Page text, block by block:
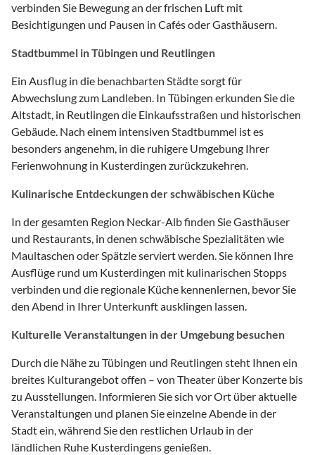
verbinden Sie Bewegung an der frischen Luft mit
Besichtigungen und Pausen in Cafés oder Gasthäusern.
Stadtbummel in Tübingen und Reutlingen
Ein Ausflug in die benachbarten Städte sorgt für
Abwechslung zum Landleben. In Tübingen erkunden Sie die
Altstadt, in Reutlingen die Einkaufsstraßen und historischen
Gebäude. Nach einem intensiven Stadtbummel ist es
besonders angenehm, in die ruhigere Umgebung Ihrer
Ferienwohnung in Kusterdingen zurückzukehren.
Kulinarische Entdeckungen der schwäbischen Küche
In der gesamten Region Neckar-Alb finden Sie Gasthäuser
und Restaurants, in denen schwäbische Spezialitäten wie
Maultaschen oder Spätzle serviert werden. Sie können Ihre
Ausflüge rund um Kusterdingen mit kulinarischen Stopps
verbinden und die regionale Küche kennenlernen, bevor Sie
den Abend in Ihrer Unterkunft ausklingen lassen.
Kulturelle Veranstaltungen in der Umgebung besuchen
Durch die Nähe zu Tübingen und Reutlingen steht Ihnen ein
breites Kulturangebot offen – von Theater über Konzerte bis
zu Ausstellungen. Informieren Sie sich vor Ort über aktuelle
Veranstaltungen und planen Sie einzelne Abende in der
Stadt ein, während Sie den restlichen Urlaub in der
ländlichen Ruhe Kusterdingens genießen.